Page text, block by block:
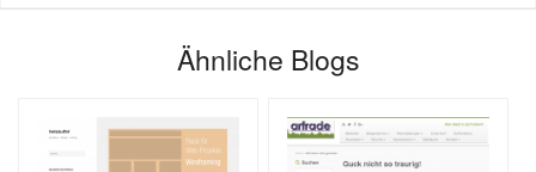
Ähnliche Blogs